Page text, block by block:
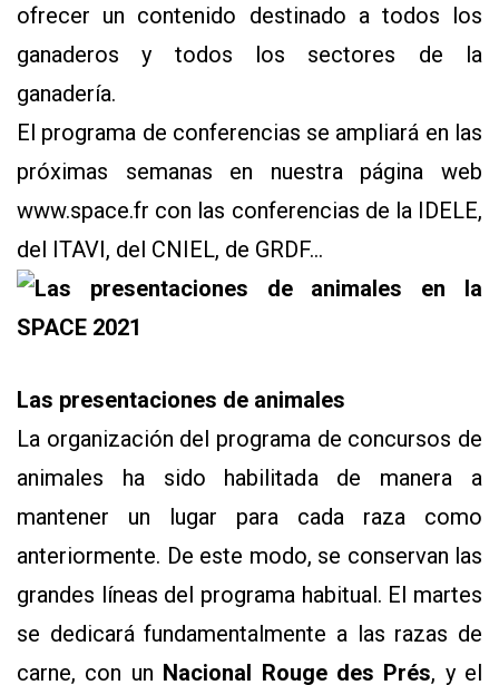
ofrecer un contenido destinado a todos los
ganaderos y todos los sectores de la
ganadería.
El programa de conferencias se ampliará en las
próximas semanas en nuestra página web
www.space.fr con las conferencias de la IDELE,
del ITAVI, del CNIEL, de GRDF...
Las presentaciones de animales
La organización del programa de concursos de
animales ha sido habilitada de manera a
mantener un lugar para cada raza como
anteriormente. De este modo, se conservan las
grandes líneas del programa habitual. El martes
se dedicará fundamentalmente a las razas de
carne, con un Nacional Rouge des Prés, y el